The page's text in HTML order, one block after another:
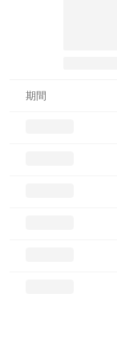
期間